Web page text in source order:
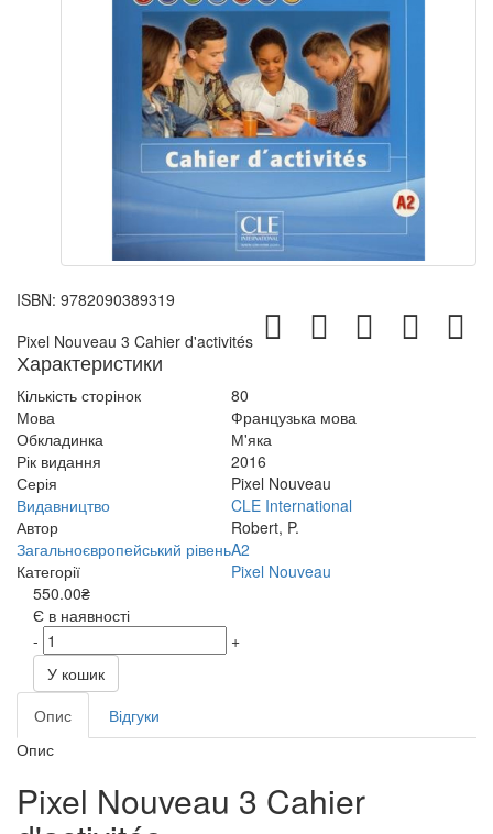
ISBN: 9782090389319
Pixel Nouveau 3 Cahier d'activités
Характеристики
Кількість сторінок
80
Мова
Французька мова
Обкладинка
М'яка
Рік видання
2016
Серія
Pixel Nouveau
Видавництво
CLE International
Автор
Robert, P.
Загальноєвропейський рівеньA2
Категорії
Pixel Nouveau
550.00₴
Є в наявності
-
+
У кошик
Опис
Відгуки
Опис
Pixel Nouveau 3 Cahier